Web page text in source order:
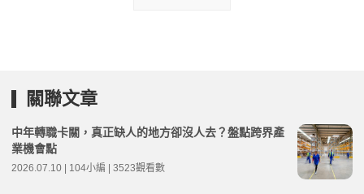
關聯文章
中年轉職卡關，真正缺人的地方卻沒人去？盤點跨界產
業機會點
2026.07.10 | 104小編 | 3523觀看數